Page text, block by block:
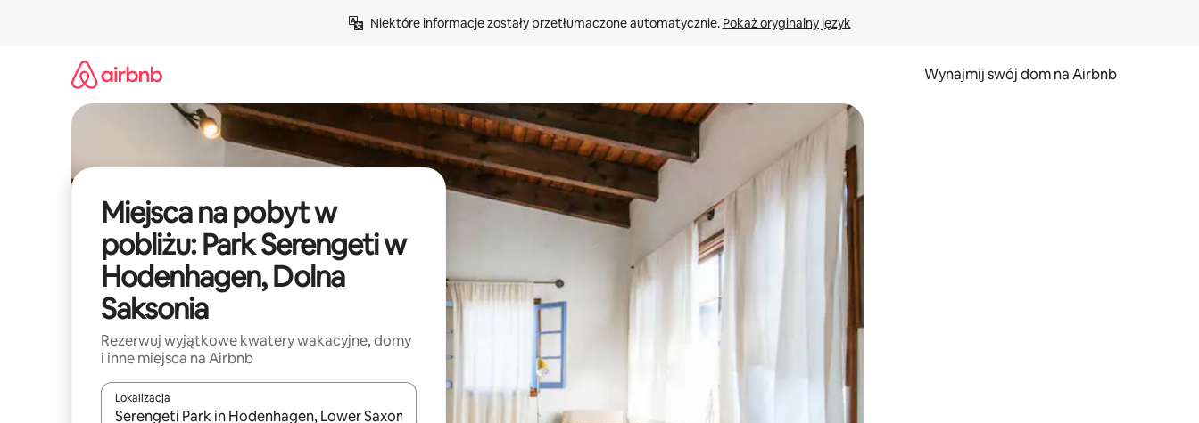
Niektóre informacje zostały przetłumaczone automatycznie. Pokaż oryginalny język
Wynajmij swój dom na Airbnb
Miejsca na pobyt w
pobliżu: Park Serengeti w
Hodenhagen, Dolna
Saksonia
Rezerwuj wyjątkowe kwatery wakacyjne, domy
i inne miejsca na Airbnb
Lokalizacja
Gdy wyniki będą dostępne, możesz poruszać się po nich za pomocą klawiszy strzałek w górę i w dół lub przeglądać je za pomocą gestów dotykowych lub przesuwania.